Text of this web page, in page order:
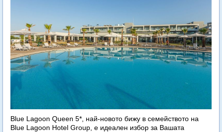
Blue Lagoon Queen 5*, най-новото бижу в семейството на
Blue Lagoon Hotel Group, е идеален избор за Вашата